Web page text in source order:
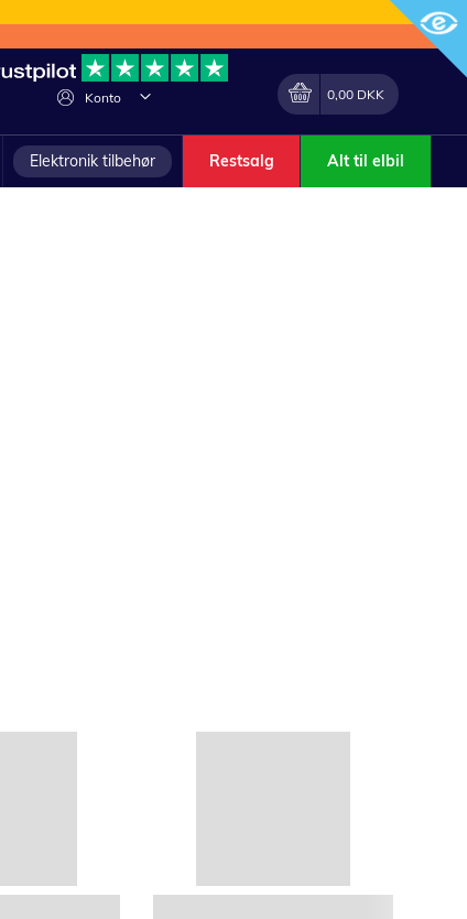
Konto
Lave
Min indkøbskurv
0,00 DKK
Elektronik tilbehør Restsalg Alt til elbil